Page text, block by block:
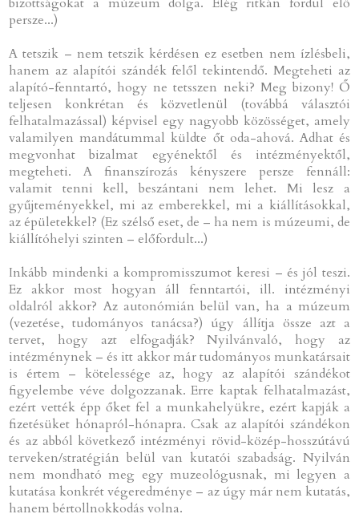
persze...)
A tetszik – nem tetszik kérdésen ez esetben nem ízlésbeli,
hanem az alapítói szándék felől tekintendő. Megteheti az
alapító-fenntartó, hogy ne tetsszen neki? Meg bizony! Ő
teljesen konkrétan és közvetlenül (továbbá választói
felhatalmazással) képvisel egy nagyobb közösséget, amely
valamilyen mandátummal küldte őt oda-ahová. Adhat és
megvonhat bizalmat egyénektől és intézményektől,
megteheti. A finanszírozás kényszere persze fennáll:
valamit tenni kell, beszántani nem lehet. Mi lesz a
gyűjteményekkel, mi az emberekkel, mi a kiállításokkal,
az épületekkel? (Ez szélső eset, de – ha nem is múzeumi, de
kiállítóhelyi szinten – előfordult...)
Inkább mindenki a kompromisszumot keresi – és jól teszi.
Ez akkor most hogyan áll fenntartói, ill. intézményi
oldalról akkor? Az autonómián belül van, ha a múzeum
(vezetése, tudományos tanácsa?) úgy állítja össze azt a
tervet, hogy azt elfogadják? Nyilvánvaló, hogy az
intézménynek – és itt akkor már tudományos munkatársait
is értem – kötelessége az, hogy az alapítói szándékot
figyelembe véve dolgozzanak. Erre kaptak felhatalmazást,
ezért vették épp őket fel a munkahelyükre, ezért kapják a
fizetésüket hónapról-hónapra. Csak az alapítói szándékon
és az abból következő intézményi rövid-közép-hosszútávú
terveken/stratégián belül van kutatói szabadság. Nyilván
nem mondható meg egy muzeológusnak, mi legyen a
kutatása konkrét végeredménye – az úgy már nem kutatás,
hanem bértollnokkodás volna.